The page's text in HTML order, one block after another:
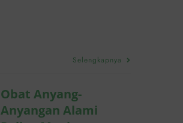
Selengkapnya
Obat Anyang-
Anyangan Alami